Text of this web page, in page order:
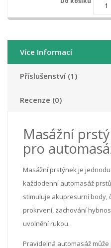
Více Informací
Příslušenství (1)
Recenze (0)
Masážní
pro
Masážní prstýnek je
každodenní automasáž
stimuluje akupresurní body,
prokrvení, zachování
uvolnění rukou.
Pravidelná automasáž